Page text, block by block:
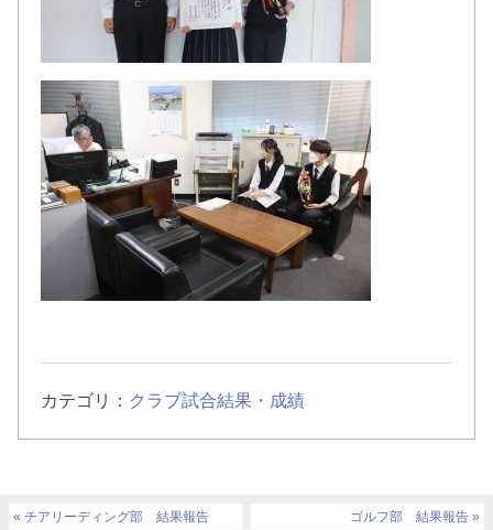
カテゴリ： クラブ試合結果・成績
チアリーディング部 結果報告 ゴルフ部 結果報告